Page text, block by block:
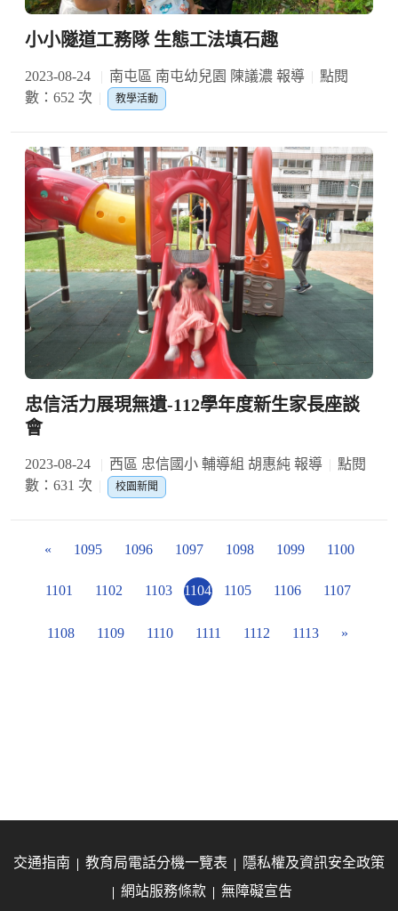
小小隧道工務隊 生態工法填石趣
2023-08-24 南屯區 南屯幼兒園 陳議濃 報導
點閱
數：652 次
教學活動
忠信活力展現無遺-112學年度新生家長座談
會
2023-08-24 西區 忠信國小 輔導組 胡惠純 報導
點閱
數：631 次
校園新聞
« 1095 1096 1097 1098 1099 1100
1101 1102 1103 1104 1105 1106 1107
1108 1109 1110 1111 1112 1113 »
交通指南 教育局電話分機一覽表
隱私權及資訊安全政策
網站服務條款
無障礙宣告